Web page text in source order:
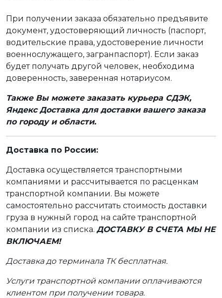
При получении заказа обязательно предъявите
документ, удостоверяющий личность (паспорт,
водительские права, удостоверение личности
военнослужащего, загранпаспорт). Если заказ
будет получать другой человек, необходима
доверенность, заверенная нотариусом.
Также Вы можете заказать курьера СДЭК,
Яндекс Доставка для доставки вашего заказа
по городу и области.
Доставка по России:
Доставка осуществляется транспортными
компаниями и рассчитывается по расценкам
транспортной компании. Вы можете
самостоятельно рассчитать стоимость доставки
груза в нужный город на сайте транспортной
компании из списка. ДОСТАВКУ В СЧЕТА МЫ НЕ
ВКЛЮЧАЕМ!
Доставка до терминала ТК бесплатная.
Услуги транспортной компании оплачиваются
клиентом при получении товара.